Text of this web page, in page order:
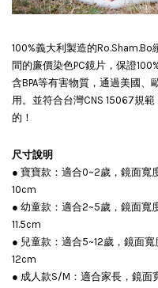
售完
Roshambo專屬配件/替
100%義大利製造的
間的廉價染色PC鏡片，保證
含BPA等有害物質，通過美國
用。並符合台灣CNS 15067規
的！
尺寸說明
● 寶寶款：適合0~2歲，鏡面寬
10cm
● 幼童款：適合2~5歲，鏡面寬
11.5cm
● 兒童款：適合5~12歲，鏡面
12cm
● 成人款S/M：適合家長，鏡面